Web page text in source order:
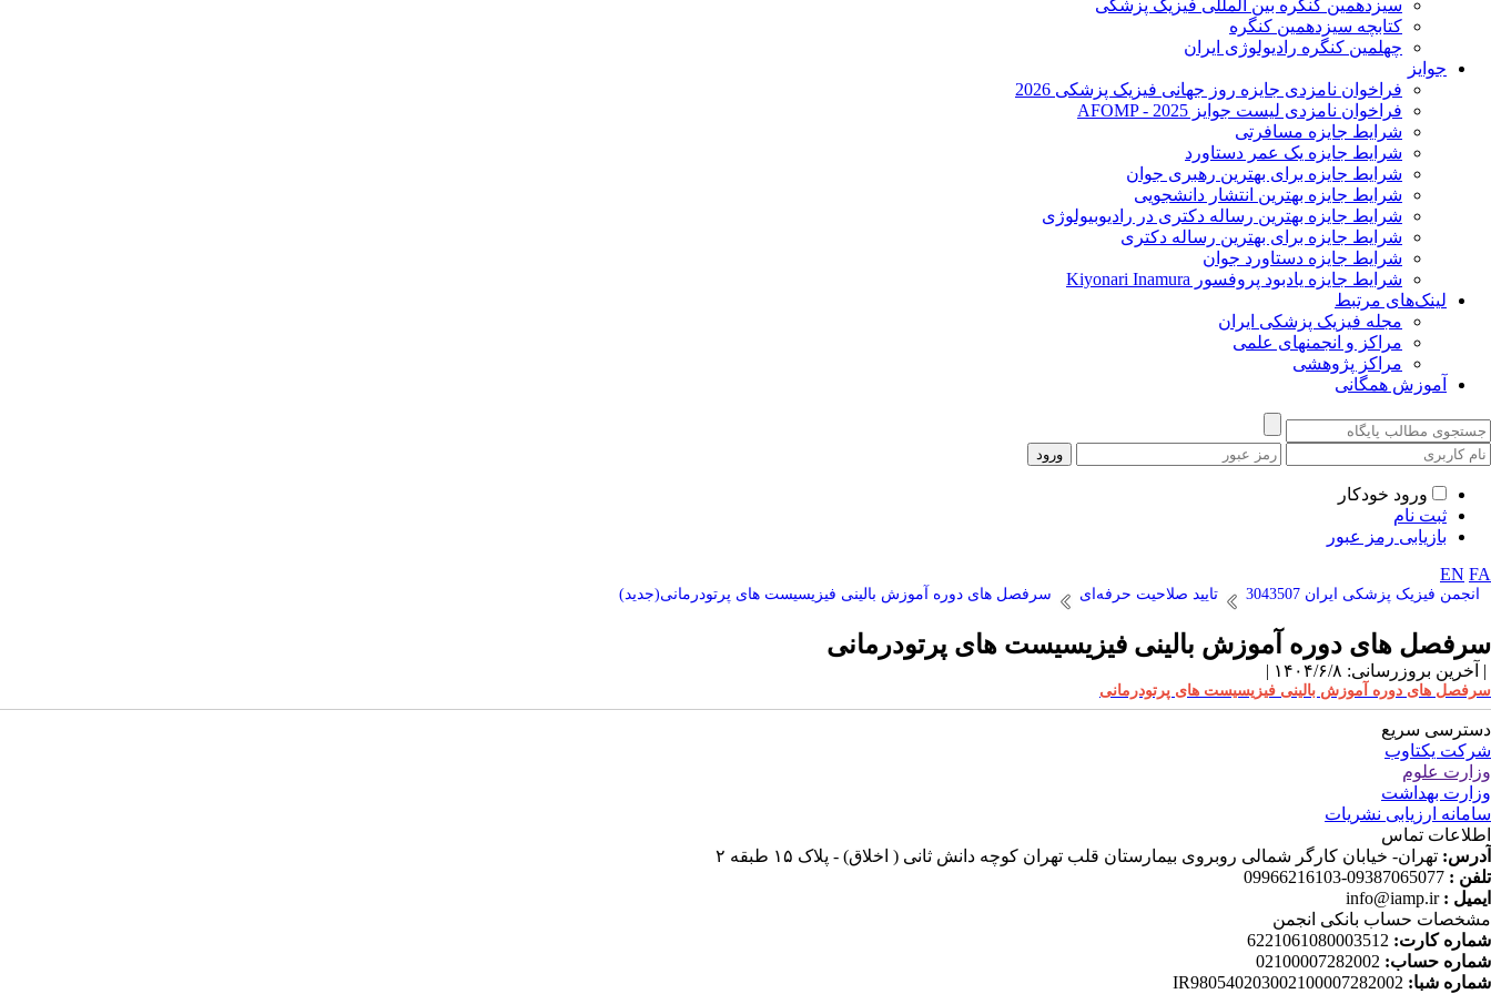
سیزدهمین کنگره بین المللی فیزیک پزشکی
کتابچه سیزدهمین کنگره
چهلمین کنگره رادیولوژی ایران
جوایز
فراخوان نامزدی جایزه روز جهانی فیزیک پزشکی 2026
فراخوان نامزدی لیست جوایز AFOMP - 2025
شرایط جایزه مسافرتی
شرایط جایزه یک عمر دستاورد
شرایط جایزه برای بهترین رهبری جوان
شرایط جایزه بهترین انتشار دانشجویی
شرایط جایزه بهترین رساله دکتری در رادیوبیولوژی
شرایط جایزه برای بهترین رساله دکتری
شرایط جایزه دستاورد جوان
شرایط جایزه یادبود پروفسور Kiyonari Inamura
لینک‌های مرتبط
مجله فیزیک پزشکی ایران
مراکز و انجمنهای علمی
مراکز پژوهشی
آموزش همگانی
ورود خودکار
ثبت نام
بازیابی رمز عبور
EN FA
انجمن فیزیک پزشکی ایران 3043507 تایید صلاحیت حرفه‌ای سرفصل های دوره آموزش بالینی فیزیسیست های پرتودرمانی(جدید)
سرفصل های دوره آموزش بالینی فیزیسیست های پرتودرمانی
| آخرین بروزرسانی: ۱۴۰۴/۶/۸ |
سرفصل های دوره آموزش بالینی فیزیسیست های پرتودرمانی
دسترسی سریع
شرکت یکتاوب
وزارت علوم
وزارت بهداشت
سامانه ارزیابی نشریات
اطلاعات تماس
آدرس: تهران- خیابان کارگر شمالی روبروی بیمارستان قلب تهران کوچه دانش ثانی ( اخلاق) - پلاک ۱۵ طبقه ۲
تلفن : 09387065077-09966216103
ایمیل :info@iamp.ir
مشخصات حساب بانکی انجمن
شماره کارت: 6221061080003512
شماره حساب: 02100007282002
شماره شبا: IR980540203002100007282002